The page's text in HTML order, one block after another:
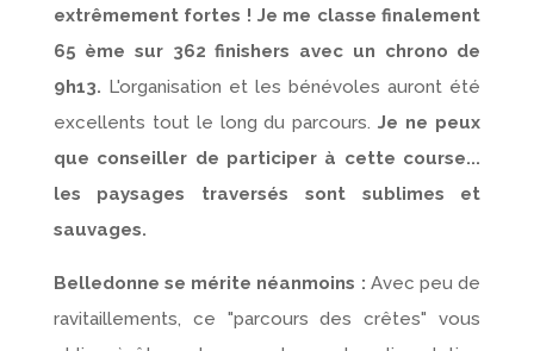
extrêmement fortes ! Je me classe finalement
65 ème sur 362 finishers avec un chrono de
9h13. L'organisation et les bénévoles auront été
excellents tout le long du parcours.Je ne peux
que conseiller de participer à cette course...
les paysages traversés sont sublimes et
sauvages.
Belledonne se mérite néanmoins : Avec peu de
ravitaillements, ce "parcours des crêtes" vous